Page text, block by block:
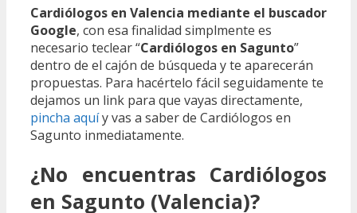
Cardiólogos en Valencia mediante el buscador
Google, con esa finalidad simplmente es
necesario teclear “Cardiólogos en Sagunto”
dentro de el cajón de búsqueda y te aparecerán
propuestas. Para hacértelo fácil seguidamente te
dejamos un link para que vayas directamente,
pincha aquíy vas a saber de Cardiólogos en
Sagunto inmediatamente.
¿No encuentras Cardiólogos
en Sagunto (Valencia)?